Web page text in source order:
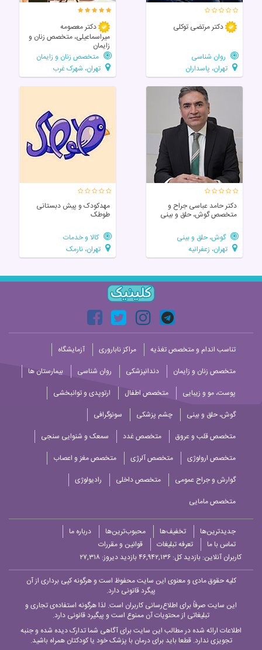
دکتر مرتضی توکلی
روان شناسی
تهران، پاسداران
دکتر معصومه
میراسماعیلی، متخصص زنان و
زایمان
متخصص زنان و زایمان
تهران، شهرک غرب
دکتر حامد عباسی جراح و
متخصص گوش، حلق و بینی
گوش، حلق و بینی
تهران، زعفرانیه
مهدکودک و پیش دبستانی
طوطک
کالا و خدمات
تهران، نارمک
تناسب اندام و متخصص تغذیه مراکز ناباروری
آزمایشگاه
متخصص زنان و زایمان
دندانپزشکی روان شناسی
بیمارستان ها
پوست، مو و زیبایی
متخصص اطفال
ارتوپدی و توانبخشی
گوش، حلق و بینی
چشم پزشکی
سونوگرافی
متخصص قلب و عروق
متخصص غدد
سمعک و شنوایی سنجی
متخصص ارولوژی
متخصص آلرژی
متخصص مغز و اعصاب
گوارش و جراح عمومی
متخصص داخلی
رادیولوژی
متخصص مامایی
جدیدترین‌ها تخفیف‌ها محبوب‌ترین‌ها
درباره ما
تماس با ما
تعرفه تبلیغات
قوانین و مقررات
کاربران آنلاین: بازدید کل: ۴۶,۹۴۲,۱۳۶
بازدید دیروز: ۲۷,۳۱۸
کلیه حقوق مادی و معنوی این سایت محفوظ است و هرگونه کپی برداری از آن
پیگرد قانونی دارد.
این سایت صرفاً برای اطلاع‌رسانی کاربران است. لذا هرگونه استفاده‌ی تجاری و
تبلیغاتی از محتویات آن ممنوع است و پیگیرد قانونی دارد.
اطلاعات ارائه شده در مطالب این سایت برای آگاهی شما تدارک دیده شده و جنبه
تجویزی ندارد. قطعا باید برای درمان با پزشک خود یا کودکتان همراه باشید.